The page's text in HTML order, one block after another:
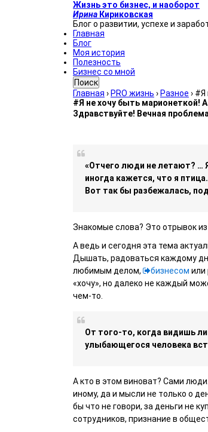
Жизнь это бизнес, и наоборот
Ирина Кириковская
Блог о развитии, успехе и
Главная
Блог
Моя история
Полезность
Бизнес со мной
Поиск
Главная › PRO жизнь › Разное › #Я
#Я не хочу быть марионеткой!
Здравствуйте! Вечная
«Отчего люди не летают? …
иногда кажется, что я
Вот так бы разбежалась,
Знакомые слова? Это отрывок из
А ведь и сегодня эта тема
Дышать, радоваться каждому
любимым делом,
бизнесом или
«хочу», но далеко не каждый
чем-то.
От того-то, когда видишь
улыбающегося человека
А кто в этом виноват? Сами
иному, да и мысли не только о
бы что не говори, за деньги не
сотрудников, признание в